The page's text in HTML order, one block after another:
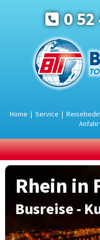
0 52
Home | Service |
Rhein in
Busreise -